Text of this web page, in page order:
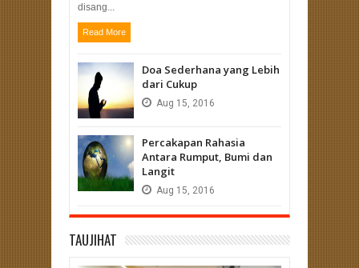
disang...
Read More
Doa Sederhana yang Lebih
dari Cukup
Aug 15, 2016
Percakapan Rahasia
Antara Rumput, Bumi dan
Langit
Aug 15, 2016
TAUJIHAT